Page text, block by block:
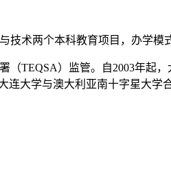
术两个本科教育项目，办学模
TEQSA）监管。自2003年起
大学与澳大利亚南十字星大